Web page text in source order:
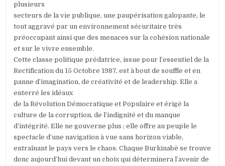
plusieurs
secteurs de la vie publique, une paupérisation galopante, le
tout aggravé par un environnement sécuritaire très
préoccupant ainsi que des menaces sur la cohésion nationale
et sur le vivre ensemble.
Cette classe politique prédatrice, issue pour l’essentiel de la
Rectification du 15 Octobre 1987, est à bout de souffle et en
panne d’imagination, de créativité et de leadership. Elle a
enterré les idéaux
de la Révolution Démocratique et Populaire et érigé la
culture de la corruption, de l’indignité et du manque
d’intégrité. Elle ne gouverne plus ; elle offre au peuple le
spectacle d’une navigation à vue sans horizon viable,
entraînant le pays vers le chaos. Chaque Burkinabè se trouve
donc aujourd’hui devant un choix qui déterminera l’avenir de